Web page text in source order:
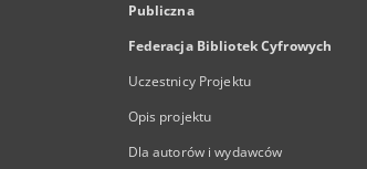
Publiczna
Federacja Bibliotek Cyfrowych
Uczestnicy Projektu
Opis projektu
Dla autorów i wydawców